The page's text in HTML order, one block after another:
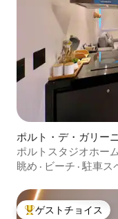
ポルト・デ・ガリー
パート
ポルトスタジオホー
眺め · ビーチ ·駐車ス
大好評のゲストチョ
ゲストチョイス